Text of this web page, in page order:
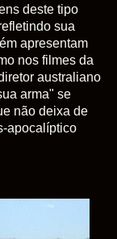
deste tipo
sua
apresentam
nos filmes da
australiano
arma" se
não deixa de
apocalíptico